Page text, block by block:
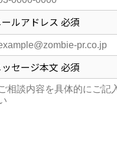
ールアドレス 必須
ッセージ本文 必須